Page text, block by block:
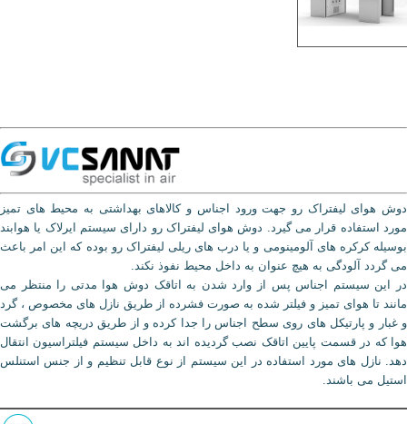
دوش هوای لیفتراک رو جهت ورود اجناس و کالاهای بهداشتی به محیط های تمیز
مورد استفاده قرار می گیرد. دوش هوای لیفتراک رو دارای سیستم ایرلاک یا هوابند
بوسیله کرکره های آلومینومی و یا درب های ریلی لیفتراک رو بوده که این امر باعث
می گردد آلودگی به هیچ عنوان به داخل محیط نفوذ نکند.
در این سیستم اجناس پس از وارد شدن به اتاقک دوش هوا مدتی را منتظر می
مانند تا هوای تمیز و فیلتر شده به صورت فشرده از طریق نازل های مخصوص ، گرد
و غبار و پارتیکل های روی سطح اجناس را جدا کرده و از طریق دریچه های برگشت
هوا که در قسمت پایین اتاقک نصب گردیده اند به داخل سیستم فیلتراسیون انتقال
دهد. نازل های مورد استفاده در این سیستم از نوع قابل تنظیم و از جنس استنلس
استیل می باشند.